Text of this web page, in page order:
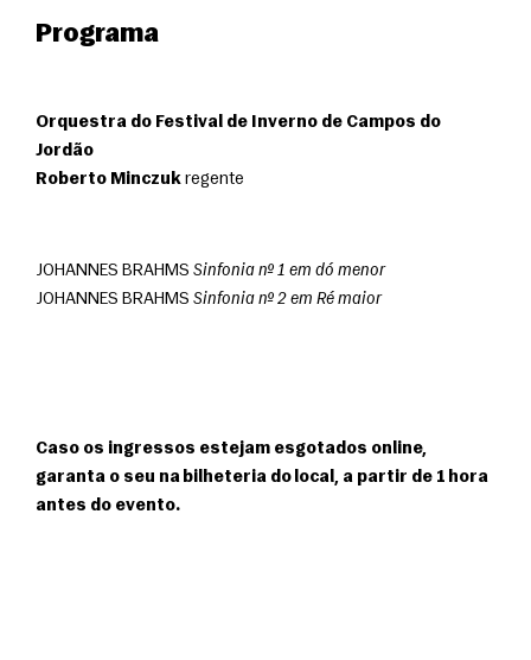
Programa
Orquestra do Festival de Inverno de Campos do
Jordão
Roberto Minczuk regente
JOHANNES BRAHMS Sinfonia nº 1 em dó menor
JOHANNES BRAHMS Sinfonia nº 2 em Ré maior
Caso os ingressos estejam esgotados online,
garanta o seu na bilheteria do local, a partir de 1 hora
antes do evento.